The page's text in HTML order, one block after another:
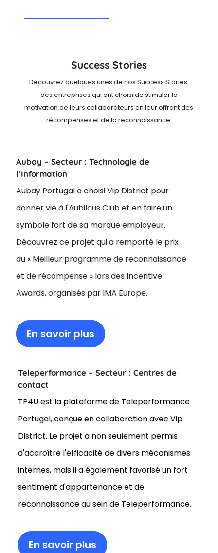
Success Stories
Découvrez quelques unes de nos Success Stories:
des entreprises qui ont choisi de stimuler la
motivation de leurs collaborateurs en leur offrant des
récompenses et de la reconnaissance.
Aubay – Secteur : Technologie de
l’Information
Aubay Portugal a choisi Vip District pour
donner vie à l'Aubilous Club et en faire un
symbole fort de sa marque employeur.
Découvrez ce projet qui a remporté le prix
du « Meilleur programme de reconnaissance
et de récompense » lors des Incentive
Awards, organisés par IMA Europe.
En savoir plus
Teleperformance – Secteur : Centres de
contact
TP4U est la plateforme de Teleperformance
Portugal, conçue en collaboration avec Vip
District. Le projet a non seulement permis
d'accroître l'efficacité de divers mécanismes
internes, mais il a également favorisé un fort
sentiment d'appartenance et de
reconnaissance au sein de Teleperformance.
En savoir plus